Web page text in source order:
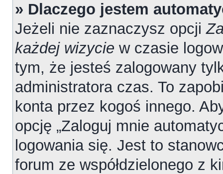
» Dlaczego jestem
Jeżeli nie zaznaczysz opcji
każdej wizycie w czasie
tym, że jesteś zalogowany
administratora czas. To
konta przez kogoś innego.
opcję „Zaloguj mnie
logowania się. Jest to
forum ze współdzielonego z